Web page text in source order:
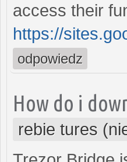
access their
https://
odpowiedz
How do i
rebie tures